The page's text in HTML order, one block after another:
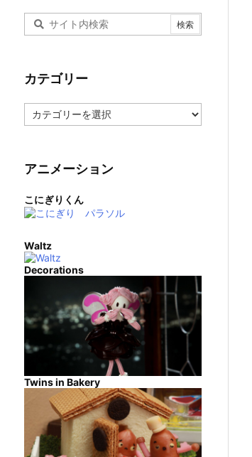
カテゴリー
テ
ー
アニメーション
こにぎりくん
Waltz
Decorations
Twins in Bakery